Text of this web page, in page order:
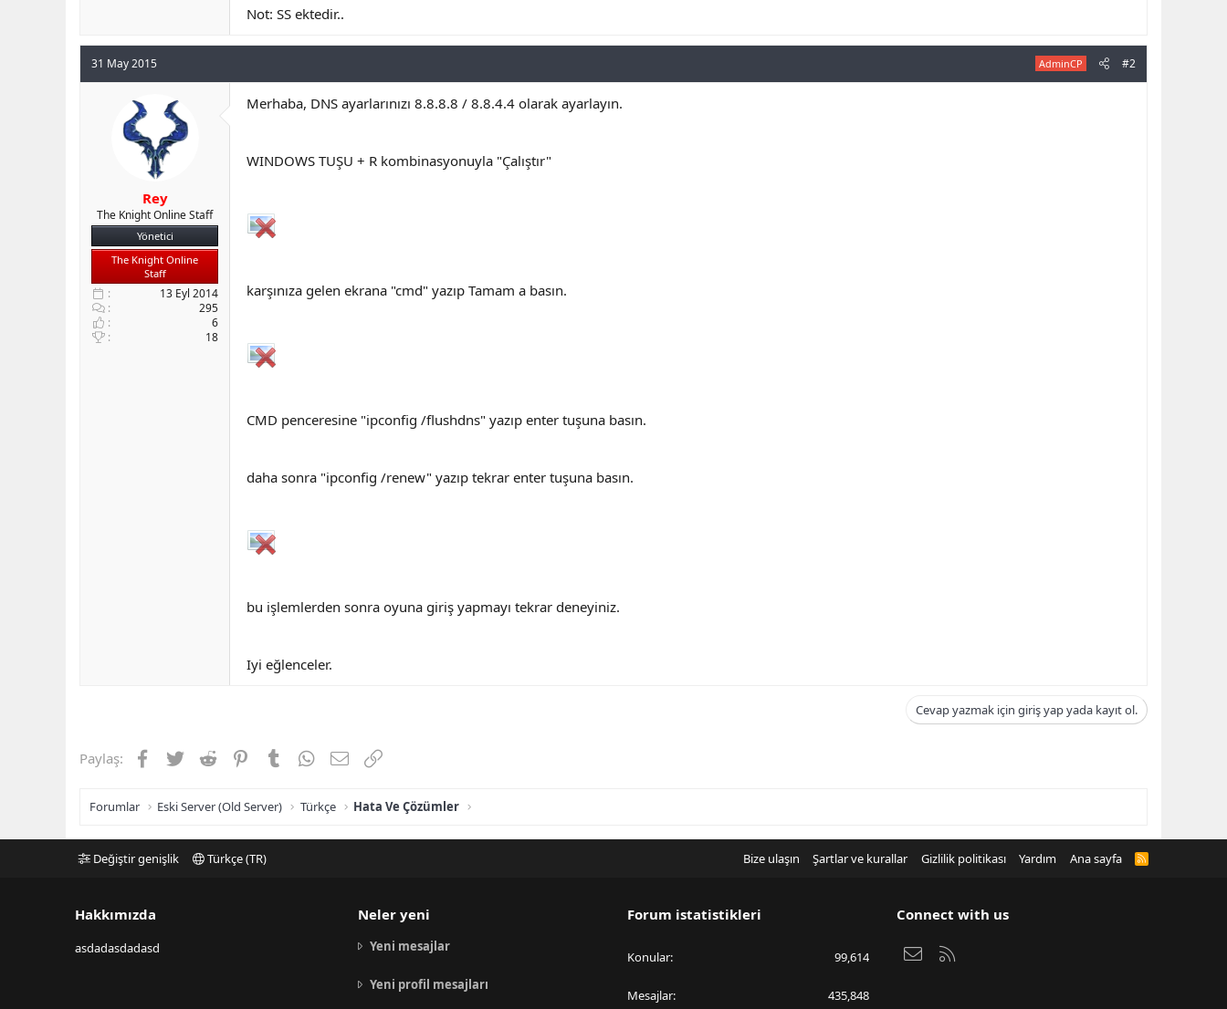
Not: SS ektedir..
31 May 2015 AdminCP #2
Rey
The Knight Online Staff
Yönetici
The Knight Online
Staff
13 Eyl 2014
295
6
18
Merhaba, DNS ayarlarınızı 8.8.8.8 / 8.8.4.4 olarak ayarlayın.
WINDOWS TUŞU + R kombinasyonuyla "Çalıştır"
karşınıza gelen ekrana "cmd" yazıp Tamam a basın.
CMD penceresine "ipconfig /flushdns" yazıp enter tuşuna basın.
daha sonra "ipconfig /renew" yazıp tekrar enter tuşuna basın.
bu işlemlerden sonra oyuna giriş yapmayı tekrar deneyiniz.
Iyi eğlenceler.
Cevap yazmak için giriş yap yada kayıt ol.
Paylaş: Facebook
TwitterReddit PinterestTumblrWhatsApp
E-postaLink
Forumlar Eski Server (Old Server) Türkçe Hata Ve Çözümler
Değiştir genişlik Türkçe (TR) Bize ulaşın Şartlar ve kurallar Gizlilik politikası Yardım Ana sayfa
R
Hakkımızda
asdadasdadasd
Neler yeni
Yeni mesajlar
Yeni profil mesajları
Forum istatistikleri
Konular 99,614
Mesajlar 435,848
Connect with us
Bize ulaşın